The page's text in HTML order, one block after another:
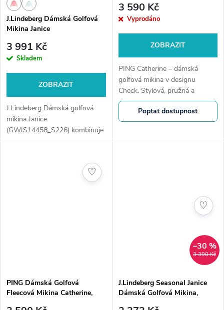
J.Lindeberg Dámská Golfová
Mikina Janice
3 991 Kč
Skladem
ZOBRAZIT
J.Lindeberg Dámská golfová
mikina Janice
(GWJS14458_S226) kombinuje
sportovní funkčnost s čistým
poskytuje tepelný komfort,...
3 590 Kč
Vyprodáno
ZOBRAZIT
PING Catherine – dámská
golfová mikina v designu
Check. Stylová, pružná a
prodyšná.
Poptat dostupnost
PING Dámská Golfová
Fleecová Mikina Catherine,
♡
3 390 Kč
–30 %
J.Lindeberg Seasonal Janice
Dámská Golfová Mikina,
♡